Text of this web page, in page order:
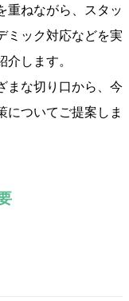
重ねながら、スタッ
ミック対応などを実
します。
まな切り口から、今
についてご提案しま